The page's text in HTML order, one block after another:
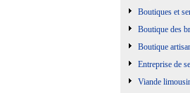
Boutiques et
Boutique des
Boutique
Entreprise de
Viande